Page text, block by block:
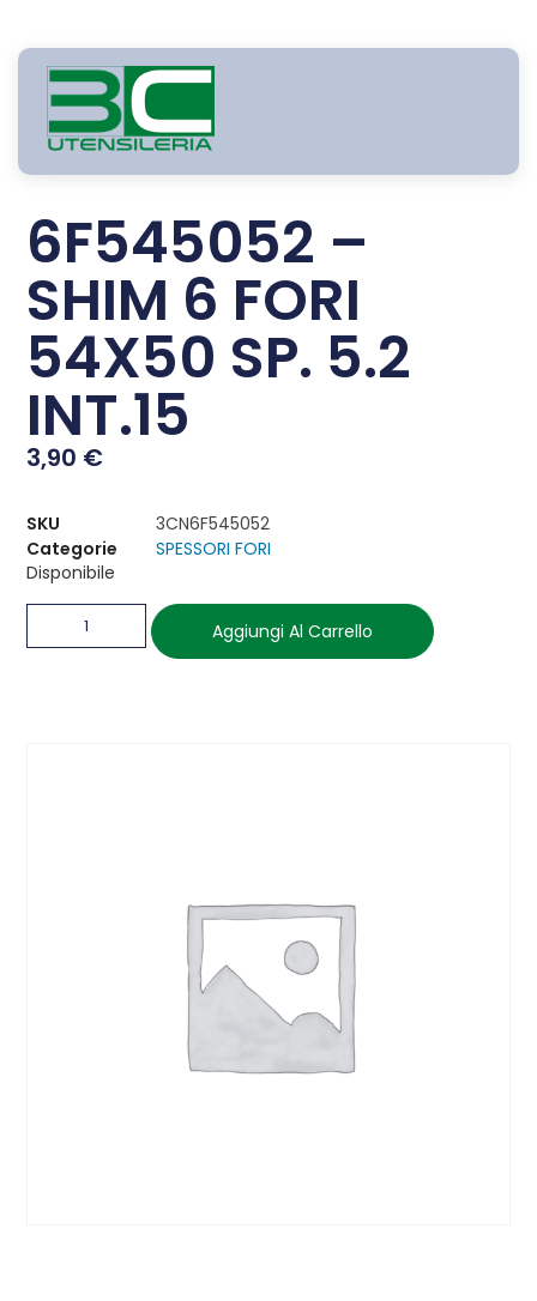
6F545052 –
SHIM 6 FORI
54X50 SP. 5.2
INT.15
3,90 €
SKU
3CN6F545052
Categorie
SPESSORI FORI
Disponibile
Aggiungi Al Carrello